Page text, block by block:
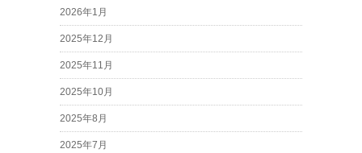
2026年1月
2025年12月
2025年11月
2025年10月
2025年8月
2025年7月